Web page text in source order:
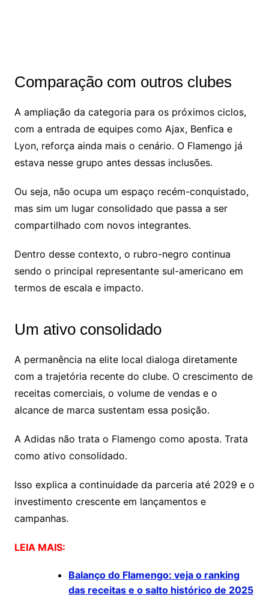
Comparação com outros clubes
A ampliação da categoria para os próximos ciclos,
com a entrada de equipes como Ajax, Benfica e
Lyon, reforça ainda mais o cenário. O Flamengo já
estava nesse grupo antes dessas inclusões.
Ou seja, não ocupa um espaço recém-conquistado,
mas sim um lugar consolidado que passa a ser
compartilhado com novos integrantes.
Dentro desse contexto, o rubro-negro continua
sendo o principal representante sul-americano em
termos de escala e impacto.
Um ativo consolidado
A permanência na elite local dialoga diretamente
com a trajetória recente do clube. O crescimento de
receitas comerciais, o volume de vendas e o
alcance de marca sustentam essa posição.
A Adidas não trata o Flamengo como aposta. Trata
como ativo consolidado.
Isso explica a continuidade da parceria até 2029 e o
investimento crescente em lançamentos e
campanhas.
LEIA MAIS:
Balanço do Flamengo: veja o ranking
das receitas e o salto histórico de 2025